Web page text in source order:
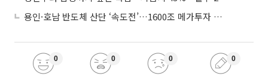
용인·호남 반도체 산단 ‘속도전’…1600조 메가투자 이행 총력
0 0 0 0